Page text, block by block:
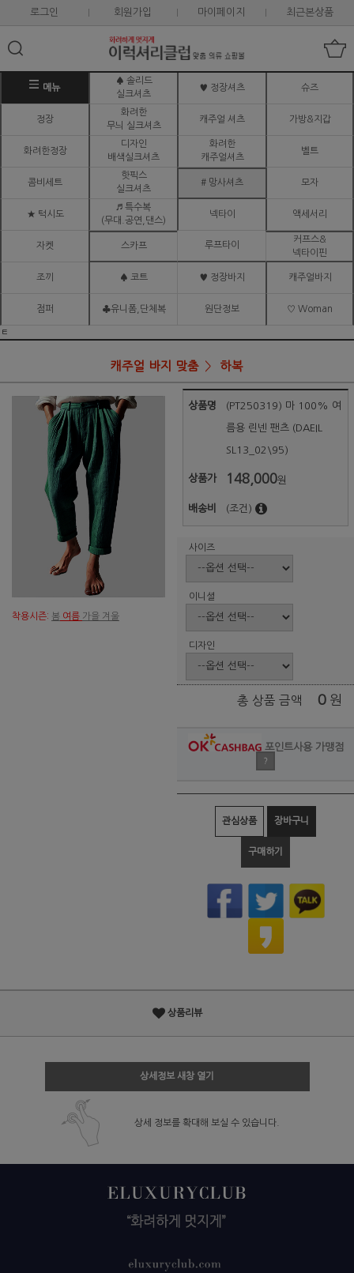
로그인 회원가입 마이페이지 최근본상품
메뉴
♠ 솔리드
실크셔츠
♥ 정장셔츠 슈즈
정장
화려한
무늬 실크셔츠
캐주얼 셔츠 가방&지갑
화려한정장
디자인
배색실크셔츠
화려한
캐주얼셔츠
벨트
콤비세트
핫픽스
실크셔츠
# 망사셔츠 모자
★ 턱시도
♬ 특수복
(무대.공연,댄스)
넥타이 액세서리
자켓 스카프 루프타이
커프스&
넥타이핀
조끼 ♠ 코트 ♥ 정장바지 캐주얼바지
점퍼 ♣유니폼,단체복 원단정보 ♡ Woman
ㅌ
캐주얼 바지 맞춤 하복
착용시즌: 봄 여름 가을 겨울
상품명 (PT250319) 마 100% 여
름용 린넨 팬츠 (DAEIL
SL13_02\95)
상품가 148,000원
배송비 (조건)
사이즈
이니셜
디자인
총 상품 금액 0 원
포인트사용 가맹점
?
관심상품 장바구니
구매하기
상품리뷰
상세정보 새창 열기
상세 정보를 확대해 보실 수 있습니다.